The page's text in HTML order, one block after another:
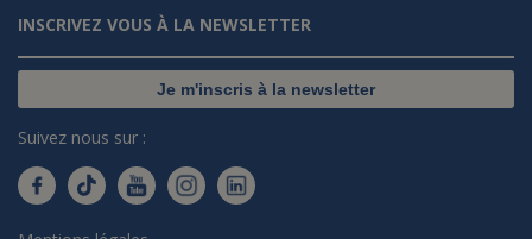
INSCRIVEZ VOUS À LA NEWSLETTER
Je m'inscris à la newsletter
Suivez nous sur :